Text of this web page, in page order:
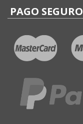
PAGO SEGURO